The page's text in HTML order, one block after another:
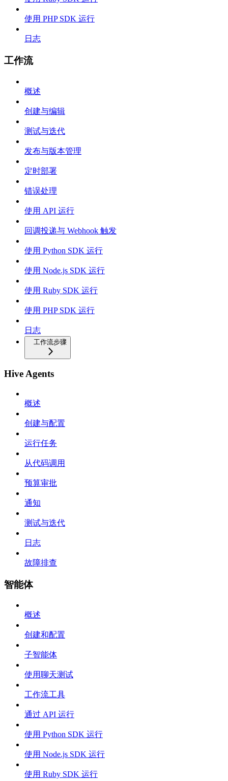
使用 PHP SDK 运行
日志
工作流
概述
创建与编辑
测试与迭代
发布与版本管理
定时部署
错误处理
使用 API 运行
回调投递与 Webhook 触发
使用 Python SDK 运行
使用 Node.js SDK 运行
使用 Ruby SDK 运行
使用 PHP SDK 运行
日志
工作流步骤
Hive Agents
概述
创建与配置
运行任务
从代码调用
预算审批
通知
测试与迭代
日志
故障排查
智能体
概述
创建和配置
子智能体
使用聊天测试
工作流工具
通过 API 运行
使用 Python SDK 运行
使用 Node.js SDK 运行
使用 Ruby SDK 运行